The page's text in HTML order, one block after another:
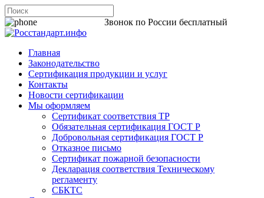
Звонок по России бесплатный
Главная
Законодательство
Сертификация продукции и услуг
Контакты
Новости сертификации
Мы оформляем
Сертификат соответствия ТР
Обязательная сертификация ГОСТ Р
Добровольная сертификация ГОСТ Р
Отказное письмо
Сертификат пожарной безопасности
Декларация соответствия Техническому
регламенту
СБКТС